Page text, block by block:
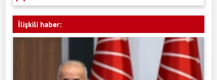
İlişkili haber: